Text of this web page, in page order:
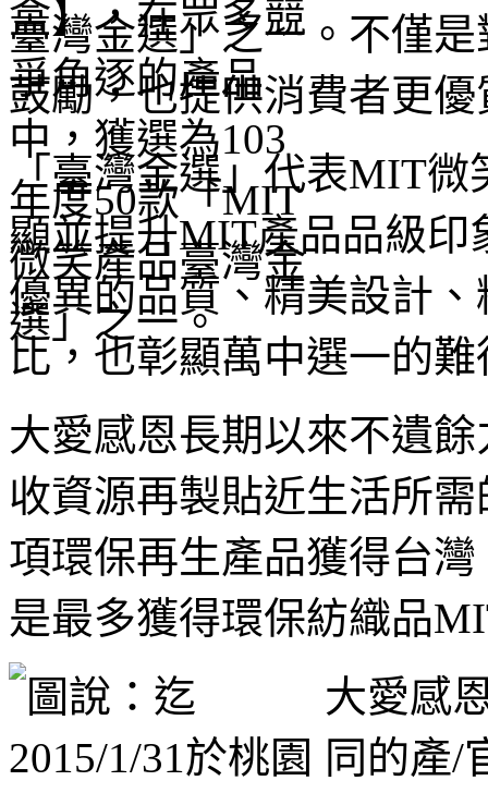
臺灣金選」之一。不僅
鼓勵，也提供消費者更
「臺灣金選」代表MIT
顯並提升MIT產品品級印
優異的品質、精美設計
比，也彰顯萬中選一的
大愛感恩長期以來不遺
收資源再製貼近生活所
項環保再生產品獲得台
是最多獲得環保紡織品
大愛感
同的產/